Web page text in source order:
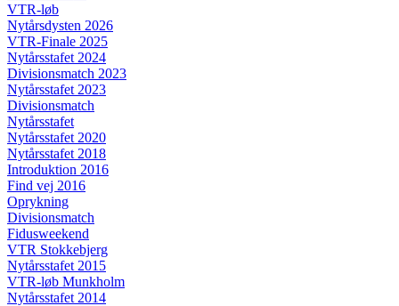
VTR-løb
Nytårsdysten 2026
VTR-Finale 2025
Nytårsstafet 2024
Divisionsmatch 2023
Nytårsstafet 2023
Divisionsmatch
Nytårsstafet
Nytårsstafet 2020
Nytårsstafet 2018
Introduktion 2016
Find vej 2016
Oprykning
Divisionsmatch
Fidusweekend
VTR Stokkebjerg
Nytårsstafet 2015
VTR-løb Munkholm
Nytårsstafet 2014